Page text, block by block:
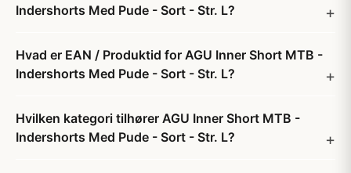
Indershorts Med Pude - Sort - Str. L?
Hvad er EAN / Produktid for AGU Inner Short MTB -
Indershorts Med Pude - Sort - Str. L?
Hvilken kategori tilhører AGU Inner Short MTB -
Indershorts Med Pude - Sort - Str. L?